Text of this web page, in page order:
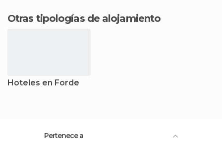
Otras tipologías de alojamiento
Hoteles en Forde
Pertenece a